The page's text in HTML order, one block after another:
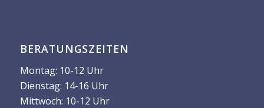
BERATUNGSZEITEN
Montag: 10-12 Uhr
Dienstag: 14-16 Uhr
Mittwoch: 10-12 Uhr